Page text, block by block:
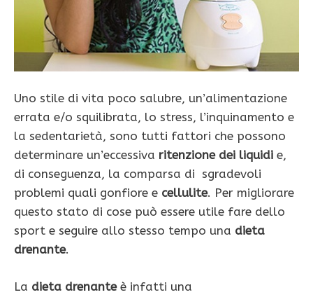
Uno stile di vita poco salubre, un’alimentazione
errata e/o squilibrata, lo stress, l’inquinamento e
la sedentarietà, sono tutti fattori che possono
determinare un’eccessiva ritenzione dei liquidi e,
di conseguenza, la comparsa di sgradevoli
problemi quali gonfiore e cellulite. Per migliorare
questo stato di cose può essere utile fare dello
sport e seguire allo stesso tempo una dieta
drenante.
La dieta drenanteè infatti una